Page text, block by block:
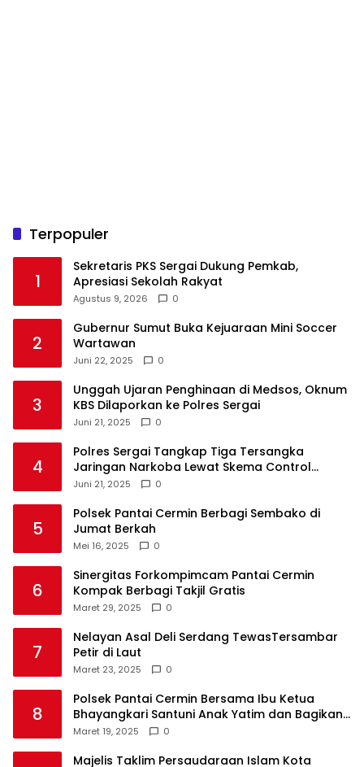
Terpopuler
1
Sekretaris PKS Sergai Dukung Pemkab,
Apresiasi Sekolah Rakyat
Agustus 9, 2026 0
2
Gubernur Sumut Buka Kejuaraan Mini Soccer
Wartawan
Juni 22, 2025 0
3
Unggah Ujaran Penghinaan di Medsos, Oknum
KBS Dilaporkan ke Polres Sergai
Juni 21, 2025 0
4
Polres Sergai Tangkap Tiga Tersangka
Jaringan Narkoba Lewat Skema Control
Delivery
Juni 21, 2025 0
5
Polsek Pantai Cermin Berbagi Sembako di
Jumat Berkah
Mei 16, 2025 0
6
Sinergitas Forkompimcam Pantai Cermin
Kompak Berbagi Takjil Gratis
Maret 29, 2025 0
7
Nelayan Asal Deli Serdang TewasTersambar
Petir di Laut
Maret 23, 2025 0
8
Polsek Pantai Cermin Bersama Ibu Ketua
Bhayangkari Santuni Anak Yatim dan Bagikan
Takjil
Maret 19, 2025 0
Majelis Taklim Persaudaraan Islam Kota